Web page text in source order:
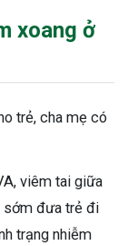
xoang ở
trẻ, cha mẹ có
viêm tai giữa
sớm đưa trẻ đi
trạng nhiễm